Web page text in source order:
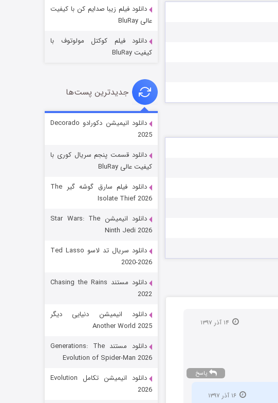
پاسخ
۱۶ آذر ۱۳۹۷
جادوگری در مغولستان
قسمت 6 (زیرنویس)
رویایی برای تو
قسمت
دانلود فیلم زیبا صدایم کن با کیفیت
عالی BluRay
دانلود فیلم کوکتل مولوتوف با
کیفیت BluRay
جدیدترین پست‌ها
دانلود انیمیشن دکورادو Decorado
2025
دانلود قسمت پنجم سریال کوری با
کیفیت عالی BluRay
دانلود فیلم سارق گوشه گیر The
Isolate Thief 2026
دانلود انیمیشن Star Wars: The
Ninth Jedi 2026
دانلود سریال تد لاسو Ted Lasso
2020-2026
دانلود مستند Chasing the Rains
2022
دانلود انیمیشن دنیایی دیگر
Another World 2025
دانلود مستند Generations: The
Evolution of Spider-Man 2026
دانلود انیمیشن تکامل Evolution
2026